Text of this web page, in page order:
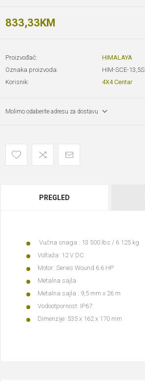
833,33KM
Proizvođač:
HIMALAYA
Oznaka proizvoda:
HIM-SCE-13,5S
Korisnik:
4X4 Centar
Molimo odaberite adresu za dostavu
PREGLED
Vučna snaga : 13 500 lbs / 6 125 kg
Voltaža: 12 V DC
Motor: Series Wound 6.6 HP
Metalna sajla
Metalna sajla : 9,5 mm x 26 m
Vodootpornost: IP67
Dimenzije: 535 x 162 x 170 mm